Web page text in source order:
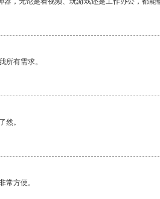
所有需求。
然。
常方便。